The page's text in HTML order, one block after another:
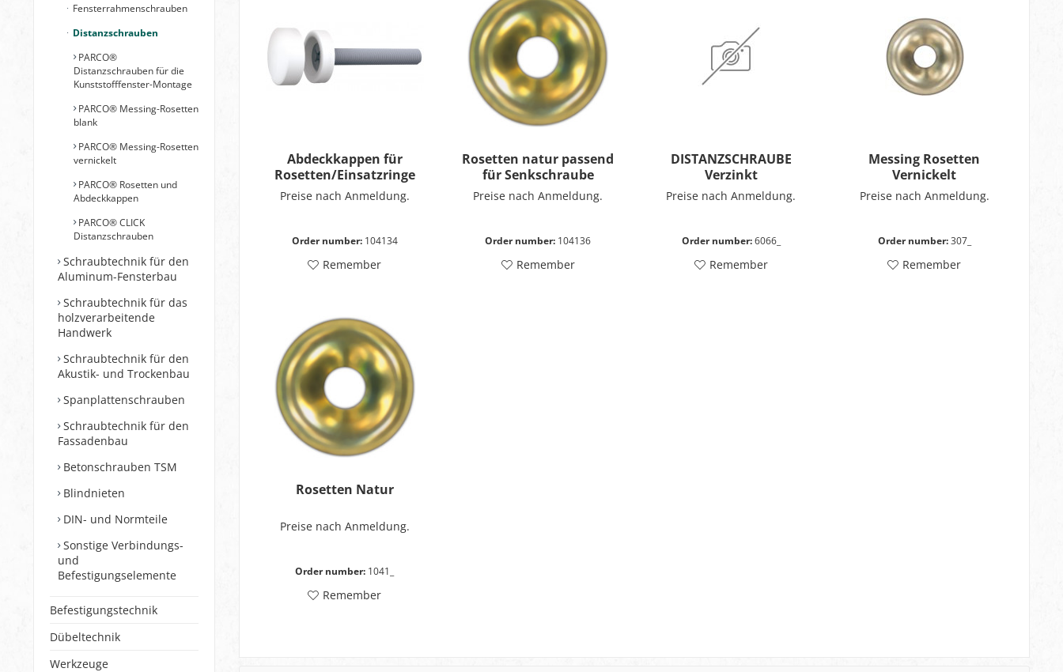
Fensterrahmenschrauben
Distanzschrauben
PARCO®
Distanzschrauben für die
Kunststofffenster-Montage
PARCO® Messing-Rosetten
blank
PARCO® Messing-Rosetten
vernickelt
PARCO® Rosetten und
Abdeckkappen
PARCO® CLICK
Distanzschrauben
Schraubtechnik für den
Aluminum-Fensterbau
Schraubtechnik für das
holzverarbeitende
Handwerk
Schraubtechnik für den
Akustik- und Trockenbau
Spanplattenschrauben
Schraubtechnik für den
Fassadenbau
Betonschrauben TSM
Blindnieten
DIN- und Normteile
Sonstige Verbindungs-
und
Befestigungselemente
Befestigungstechnik
Dübeltechnik
Werkzeuge
Abdeckkappen für
Rosetten/Einsatzringe
Preise nach Anmeldung.
Order number: 104134
Remember
Rosetten natur passend
für Senkschraube
Preise nach Anmeldung.
Order number: 104136
Remember
DISTANZSCHRAUBE
Verzinkt
Preise nach Anmeldung.
Order number:6066_
Remember
Messing Rosetten
Vernickelt
Preise nach Anmeldung.
Order number:307_
Remember
Rosetten Natur
Preise nach Anmeldung.
Order number: 1041_
Remember